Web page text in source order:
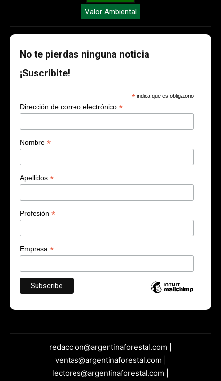
Valor Ambiental
No te pierdas ninguna noticia
¡Suscribite!
* indica que es obligatorio
Dirección de correo electrónico *
Nombre *
Apellidos *
Profesión *
Empresa *
redaccion@argentinaforestal.com |
ventas@argentinaforestal.com |
lectores@argentinaforestal.com |